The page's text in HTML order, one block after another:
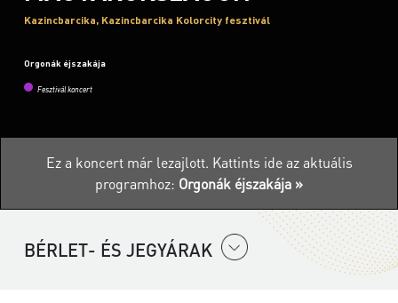
Kazincbarcika, Kazincbarcika Kolorcity fesztivál
Orgonák éjszakája
Fesztivál koncert
Ez a koncert már lezajlott. Kattints ide az aktuális
programhoz: Orgonák éjszakája »
BÉRLET- ÉS JEGYÁRAK